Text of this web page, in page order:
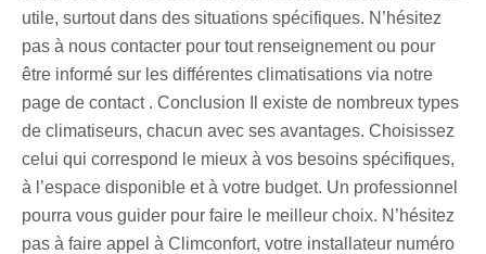
utile, surtout dans des situations spécifiques. N’hésitez
pas à nous contacter pour tout renseignement ou pour
être informé sur les différentes climatisations via notre
page de contact . Conclusion Il existe de nombreux types
de climatiseurs, chacun avec ses avantages. Choisissez
celui qui correspond le mieux à vos besoins spécifiques,
à l’espace disponible et à votre budget. Un professionnel
pourra vous guider pour faire le meilleur choix. N’hésitez
pas à faire appel à Climconfort, votre installateur numéro